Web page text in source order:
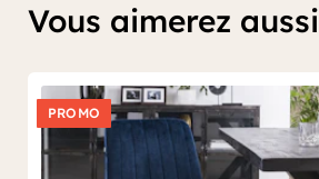
Vous aimerez aussi
PROMO